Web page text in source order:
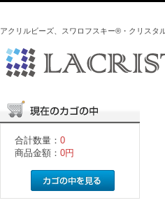
アクリルビーズ、スワロフスキー®・クリスタ
合計数量： 0
商品金額： 0円